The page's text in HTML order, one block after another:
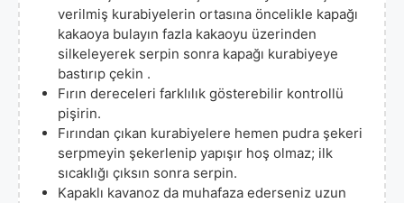
verilmiş kurabiyelerin ortasına öncelikle kapağı
kakaoya bulayın fazla kakaoyu üzerinden
silkeleyerek serpin sonra kapağı kurabiyeye
bastırıp çekin .
Fırın dereceleri farklılık gösterebilir kontrollü
pişirin.
Fırından çıkan kurabiyelere hemen pudra şekeri
serpmeyin şekerlenip yapışır hoş olmaz; ilk
sıcaklığı çıksın sonra serpin.
Kapaklı kavanoz da muhafaza ederseniz uzun